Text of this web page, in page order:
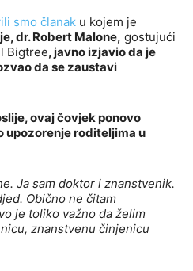
smo članak u kojem je
dr. Robert Malone, gostujući
Bigtree, javno izjavio da je
da se zaustavi
ovaj čovjek ponovo
upozorenje roditeljima u
Ja sam doktor i znanstvenik.
Obično ne čitam
je toliko važno da želim
znanstvenu činjenicu